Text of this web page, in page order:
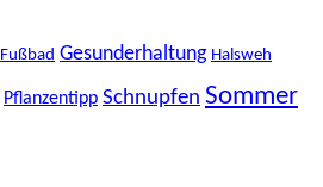
Fußbad Gesunderhaltung Halsweh
Pflanzentipp Schnupfen Sommer